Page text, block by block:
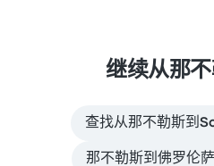
继续从那
查找从那不勒斯到
那不勒斯到佛罗伦